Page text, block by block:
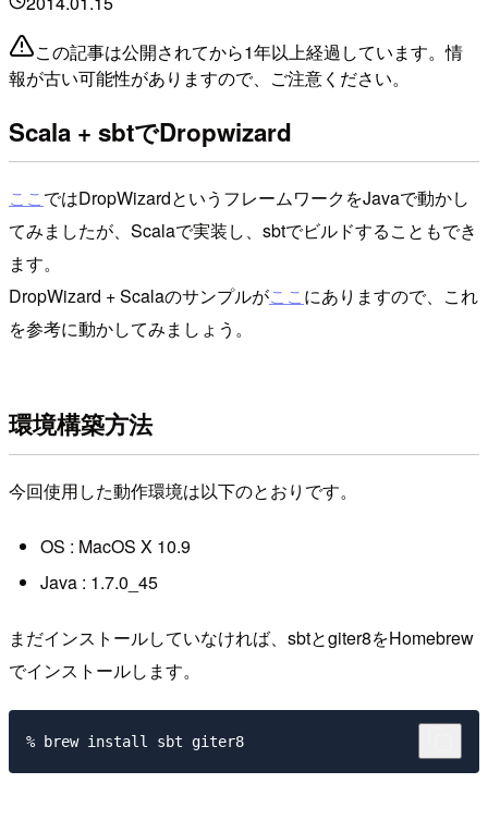
この記事は公開されてから1年以上経過しています。情
報が古い可能性がありますので、ご注意ください。
Scala + sbtでDropwizard
ここではDropWizardというフレームワークをJavaで動かし
てみましたが、Scalaで実装し、sbtでビルドすることもでき
ます。
DropWizard + Scalaのサンプルがここにありますので、これ
を参考に動かしてみましょう。
環境構築方法
今回使用した動作環境は以下のとおりです。
OS : MacOS X 10.9
Java : 1.7.0_45
まだインストールしていなければ、sbtとgiter8をHomebrew
でインストールします。